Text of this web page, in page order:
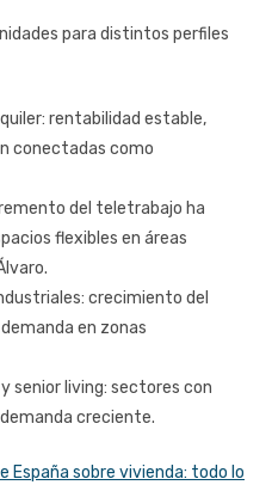
para distintos perfiles
rentabilidad estable,
conectadas como
del teletrabajo ha
flexibles en áreas
crecimiento del
en zonas
senior living: sectores con
creciente.
España sobre vivienda: todo lo